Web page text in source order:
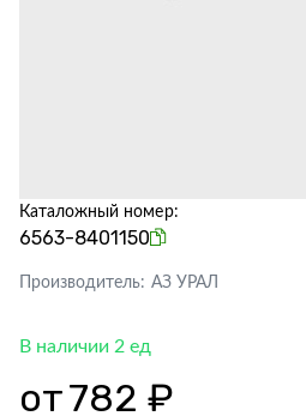
Каталожный номер:
6563-8401150
Производитель: АЗ УРАЛ
В наличии 2 ед
от782 ₽